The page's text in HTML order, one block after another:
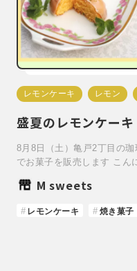
レモンケーキ レモン
盛夏のレモンケーキ
8月8日（土）亀戸2丁目の
でお菓子を販売します こん
M sweets
レモンケーキ 焼き菓子